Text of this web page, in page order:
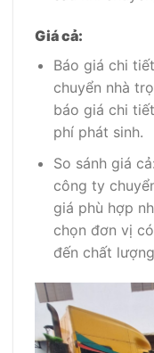
Giá cả:
Báo giá chi
chuyển nhà
báo giá chi
phí phát sinh.
So sánh giá
công ty
giá phù hợp
chọn đơn vị
đến chất